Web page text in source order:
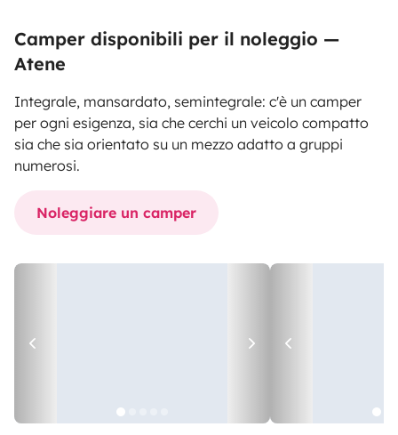
Camper disponibili per il noleggio —
Atene
Integrale, mansardato, semintegrale: c'è un camper
per ogni esigenza, sia che cerchi un veicolo compatto
sia che sia orientato su un mezzo adatto a gruppi
numerosi.
Noleggiare un camper